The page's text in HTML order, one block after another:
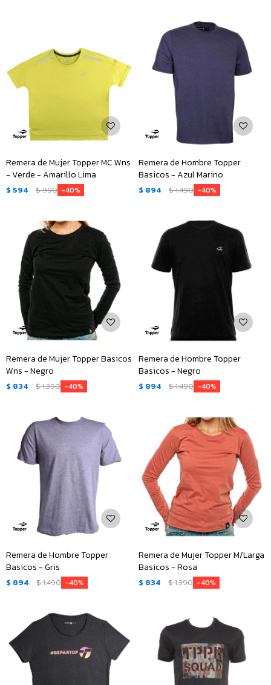
Remera de Mujer Topper MC Wns
- Verde - Amarillo Lima
$ 594 $990 40
Remera de Hombre Topper
Basicos - Azul Marino
$ 894 $1.490 40
Remera de Mujer Topper Basicos
Wns - Negro
$ 834 $1.390 40
Remera de Hombre Topper
Basicos - Negro
$ 894 $1.490 40
Remera de Hombre Topper
Basicos - Gris
$ 894 $1.490 40
Remera de Mujer Topper M/Larga
Basicos - Rosa
$ 834 $1.390 40